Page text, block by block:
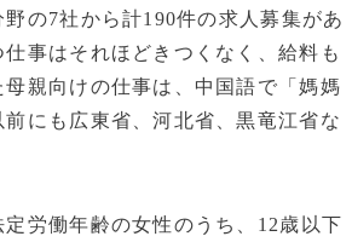
の7社から計190件の求人募集があ
事はそれほどきつくなく、給料も
親向けの仕事は、中国語で「媽媽
にも広東省、河北省、黒竜江省な
労働年齢の女性のうち、12歳以下